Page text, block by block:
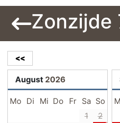
Zonzijde
<<
August 2026
Mo Di Mi Do Fr Sa So
1
2